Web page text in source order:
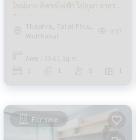
ใหม่มาก ติดรถไฟฟ้า ไปจุฬา สาธร
สีลม_Do612
Thaphra, Talat Phlu,
Wutthakat
337
Area : 30.61 Sq.m.
1 1 8 1
For sale